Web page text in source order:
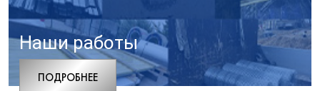
Наши работы
ПОДРОБНЕЕ